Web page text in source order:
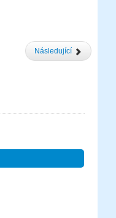
Následující